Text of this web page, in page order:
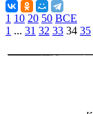
1 10 20 50 ВСЕ
1 ... 31 32 33 34 35